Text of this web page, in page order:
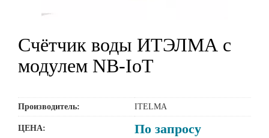
Счётчик воды ИТЭЛМА с
модулем NB-IoT
Производитель: ITELMA
ЦЕНА: По запросу